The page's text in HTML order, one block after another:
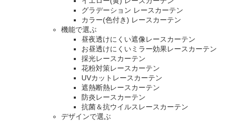
グラデーション レースカーテン
カラー(色付き) レースカーテン
機能で選ぶ
昼夜透けにくい遮像レースカーテン
お昼透けにくいミラー効果レースカーテン
採光レースカーテン
花粉対策レースカーテン
UVカットレースカーテン
遮熱断熱レースカーテン
防炎レースカーテン
抗菌＆抗ウイルスレースカーテン
デザインで選ぶ